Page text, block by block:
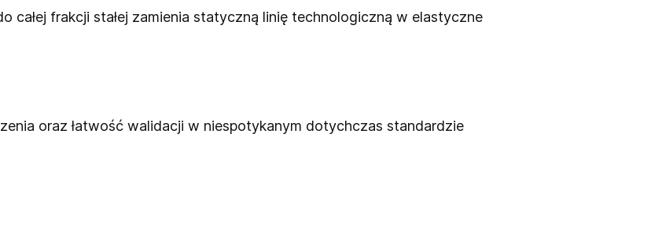
całej frakcji stałej zamienia statyczną linię technologiczną w elastyczne
oraz łatwość walidacji w niespotykanym dotychczas standardzie